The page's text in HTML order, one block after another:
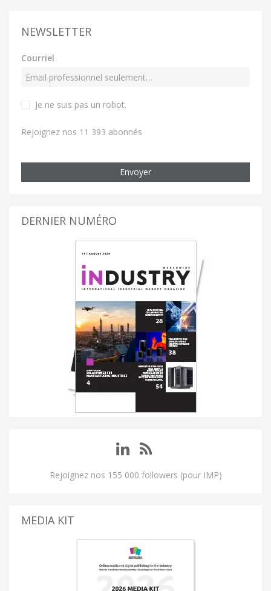
NEWSLETTER
Courriel
Je ne suis pas un robot.
Rejoignez nos 11 393 abonnés
Envoyer
DERNIER NUMÉRO
Rejoignez nos 155 000 followers (pour IMP)
MEDIA KIT